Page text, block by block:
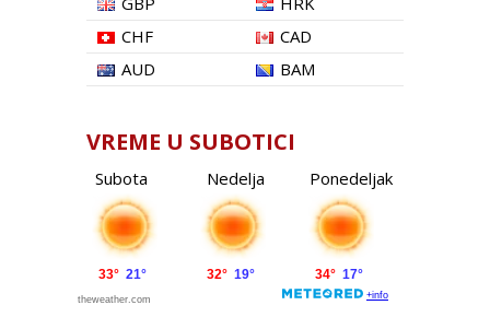
CHF
CAD
AUD
BAM
VREME U SUBOTICI
Subota Nedelja Ponedeljak